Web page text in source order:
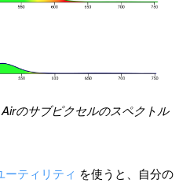
のサブピクセルのスペクトル
ーティリティ を使うと、自分の